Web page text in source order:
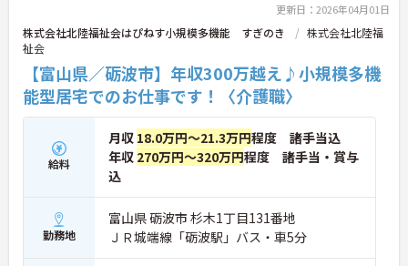
更新日：2026年04月01日
株式会社北陸福祉会はぴねす小規模多機能 すぎのき
株式会社北陸福
祉会
【富山県／砺波市】年収300万越え♪小規模多機
能型居宅でのお仕事です！〈介護職〉
給料
月収 18.0万円～21.3万円程度 諸手当込
年収 270万円～320万円程度 諸手当・賞与
込
勤務地
富山県 砺波市 杉木1丁目131番地
ＪＲ城端線「砺波駅」バス・車5分